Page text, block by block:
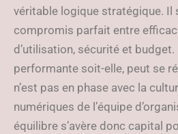
véritable logique stratégique. Il
compromis parfait entre
d’utilisation, sécurité et
performante soit-elle, peut se
n’est pas en phase avec la
numériques de l’équipe
équilibre s’avère donc capital